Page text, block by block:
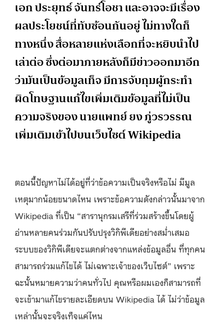
เอก ประยุทธ์ จันทร์โอชา และอาจจะมีเรื่อง
ผลประโยชน์ที่ทับซ้อนกันอยู่ ไม่ทางใดก็
ทางหนึ่ง สื่อหลายแห่งเลือกที่จะหยิบนำไป
เล่าต่อ ซึ่งต่อมาภายหลังก็มีข่าวออกมาอีก
ว่ามันเป็นข้อมูลเท็จ มีการจับกุมผู้กระทำ
ผิดโทษฐานแก้ไขเพิ่มเติมข้อมูลที่ไม่เป็น
ความจริงของ นายแพทย์ ยง ภู่วรวรรณ
เพิ่มเติมเข้าไปบนเว็บไซต์ Wikipedia
ตอนนี้ปัญหาไม่ได้อยู่ที่ว่าข้อความเป็นจริงหรือไม่ มีมูล
เหตุมากน้อยขนาดไหน เพราะข้อความดังกล่าวนั้นมาจาก
Wikipedia ที่เป็น “สารานุกรมเสรีที่ร่วมสร้างขึ้นโดยผู้
อ่านหลายคนร่วมกันปรับปรุงวิกิพีเดียอย่างสม่ำเสมอ
ระบบของวิกิพีเดียจะแตกต่างจากแหล่งข้อมูลอื่น ที่ทุกคน
สามารถร่วมแก้ไขได้ ไม่เฉพาะเจ้าของเว็บไซต์” เพราะ
ฉะนั้นหมายความว่าคนทั่วไป คุณหรือผมเองก็สามารถที่
จะเข้ามาแก้ไขรายละเอียดบน Wikipedia ได้ ไม่ว่าข้อมูล
เหล่านั้นจะจริงเท็จแค่ไหน